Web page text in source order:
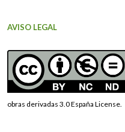
AVISO LEGAL
obras derivadas 3.0 España License.